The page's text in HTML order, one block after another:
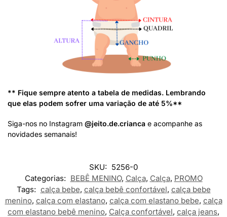
** Fique sempre atento a tabela de medidas. Lembrando
que elas podem sofrer uma variação de até 5%**
Siga-nos no Instagram @jeito.de.crianca e acompanhe as
novidades semanais!
SKU: 5256-0
Categorias: BEBÊ MENINO, Calça, Calça, PROMO
Tags: calça bebe, calça bebê confortável, calça bebe
menino, calça com elastano, calça com elastano bebe, calça
com elastano bebê menino, Calça confortável, calça jeans,